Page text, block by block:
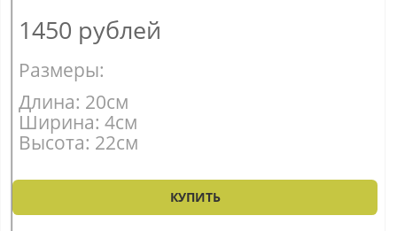
1450 рублей
Размеры:
Длина: 20см
Ширина: 4см
Высота: 22см
КУПИТЬ